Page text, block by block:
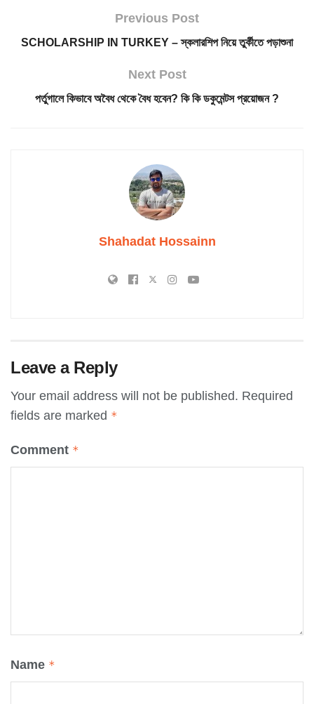
Previous Post
SCHOLARSHIP IN TURKEY – স্কলারশিপ নিয়ে তুর্কীতে পড়াশুনা
Next Post
পর্তুগালে কিভাবে অবৈধ থেকে বৈধ হবেন? কি কি ডকুমেন্টস প্রয়োজন ?
Shahadat Hossainn
Leave a Reply
Your email address will not be published. Required
fields are marked *
Comment *
Name *